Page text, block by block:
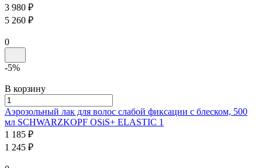
3 980 ₽
5 260 ₽
0
-5%
В корзину
Аэрозольный лак для волос слабой фиксации с блеском, 500
мл SCHWARZKOPF OSiS+ ELASTIC 1
1 185 ₽
1 245 ₽